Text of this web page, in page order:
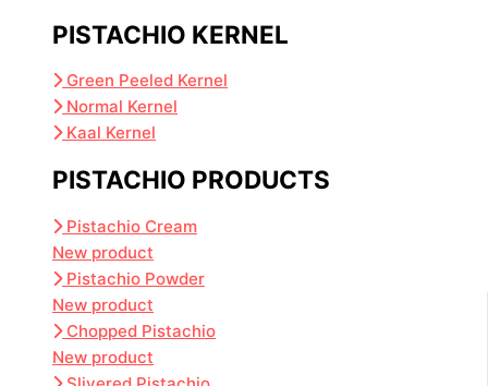
PISTACHIO KERNEL
Green Peeled Kernel
Normal Kernel
Kaal Kernel
PISTACHIO PRODUCTS
Pistachio Cream
New product
Pistachio Powder
New product
Chopped Pistachio
New product